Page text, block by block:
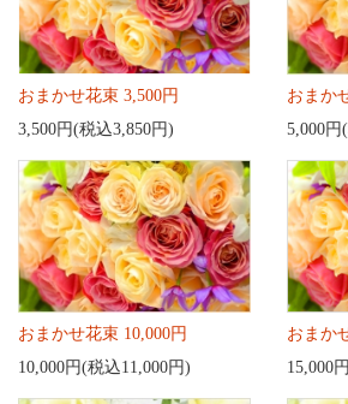
おまかせ花束 3,500円
3,500円(税込3,850円)
おまか
5,000円
おまかせ花束 10,000円
10,000円(税込11,000円)
おまか
15,000